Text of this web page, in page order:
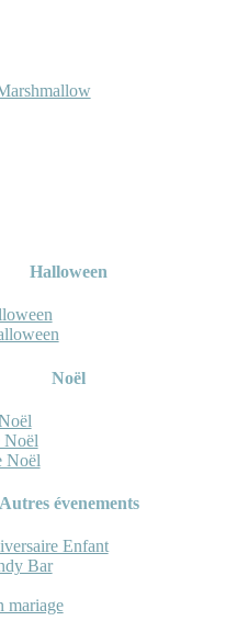
Halloween
Noël
Noël
Noël
Autres évenements
Enfant
Bar
mariage